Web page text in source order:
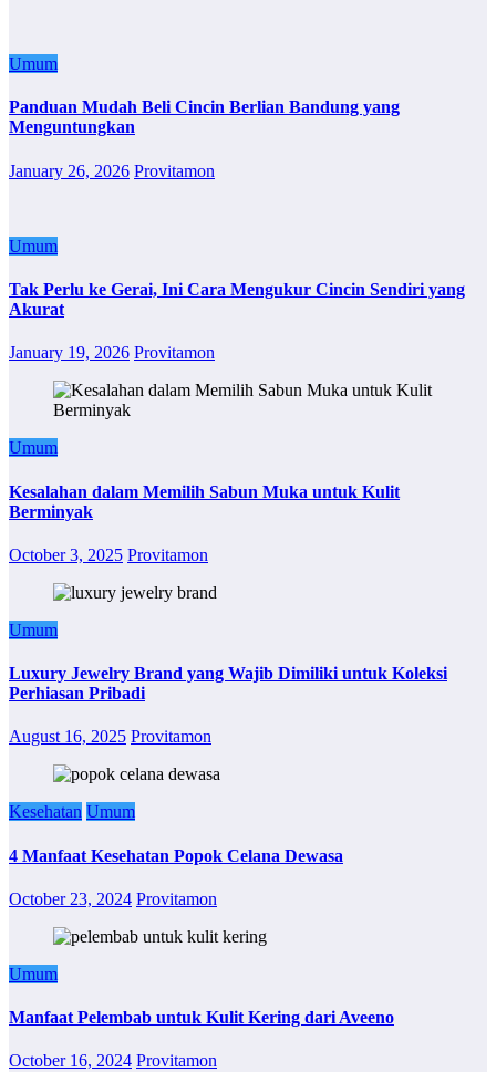
Umum
Panduan Mudah Beli Cincin Berlian Bandung yang
Menguntungkan
January 26, 2026 Provitamon
Umum
Tak Perlu ke Gerai, Ini Cara Mengukur Cincin Sendiri yang
Akurat
January 19, 2026 Provitamon
Umum
Kesalahan dalam Memilih Sabun Muka untuk Kulit
Berminyak
October 3, 2025 Provitamon
Umum
Luxury Jewelry Brand yang Wajib Dimiliki untuk Koleksi
Perhiasan Pribadi
August 16, 2025 Provitamon
Kesehatan Umum
4 Manfaat Kesehatan Popok Celana Dewasa
October 23, 2024 Provitamon
Umum
Manfaat Pelembab untuk Kulit Kering dari Aveeno
October 16, 2024 Provitamon